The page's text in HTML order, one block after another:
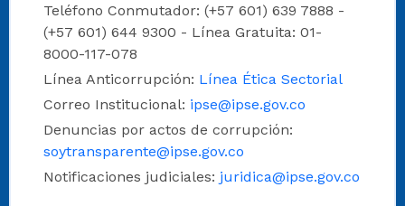
Teléfono Conmutador: (+57 601) 639 7888 -
(+57 601) 644 9300 - Línea Gratuita: 01-
8000-117-078
Línea Anticorrupción: Línea Ética Sectorial
Correo Institucional: ipse@ipse.gov.co
Denuncias por actos de corrupción:
soytransparente@ipse.gov.co
Notificaciones judiciales: juridica@ipse.gov.co